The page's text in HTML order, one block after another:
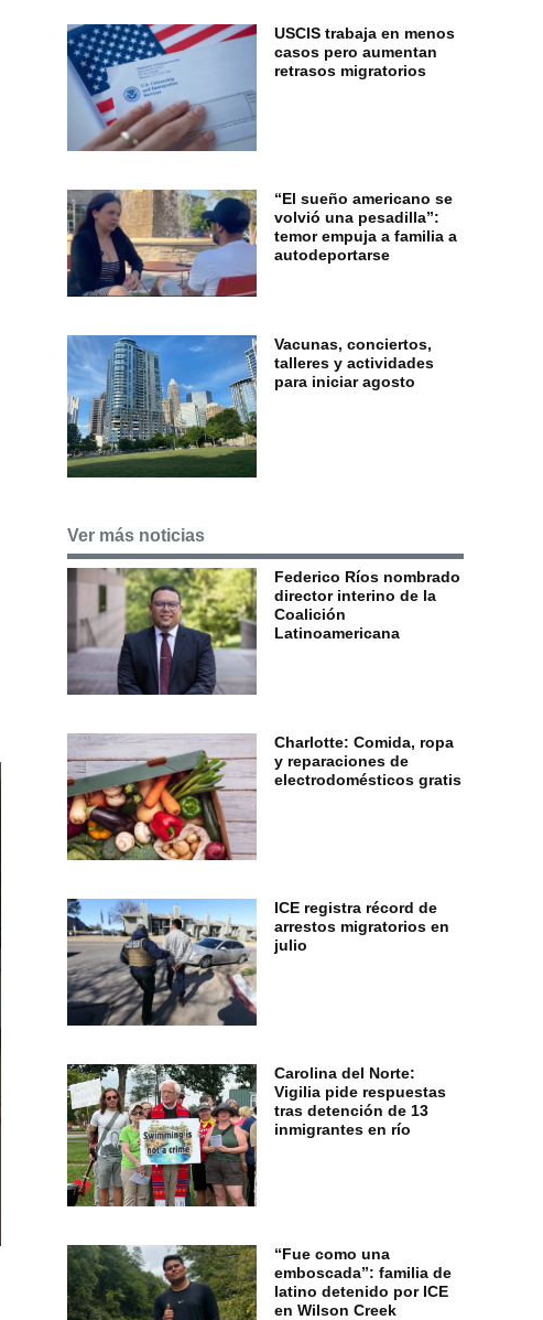
USCIS trabaja en menos
casos pero aumentan
retrasos migratorios
“El sueño americano se
volvió una pesadilla”:
temor empuja a familia a
autodeportarse
Vacunas, conciertos,
talleres y actividades
para iniciar agosto
Ver más noticias
Federico Ríos nombrado
director interino de la
Coalición
Latinoamericana
Charlotte: Comida, ropa
y reparaciones de
electrodomésticos gratis
ICE registra récord de
arrestos migratorios en
julio
Carolina del Norte:
Vigilia pide respuestas
tras detención de 13
inmigrantes en río
“Fue como una
emboscada”: familia de
latino detenido por ICE
en Wilson Creek